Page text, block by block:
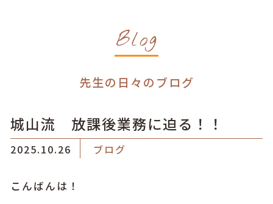
Blog
先生の日々のブログ
城山流 放課後業務に迫る！！
2025.10.26 ブログ
こんばんは！